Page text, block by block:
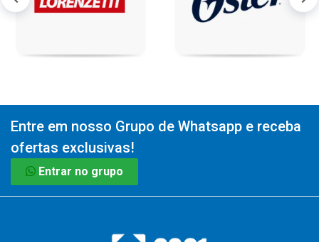
Entre em nosso Grupo de Whatsapp e receba
ofertas exclusivas!
Entrar no grupo